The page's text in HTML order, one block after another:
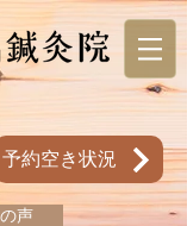
予約空き状況
声